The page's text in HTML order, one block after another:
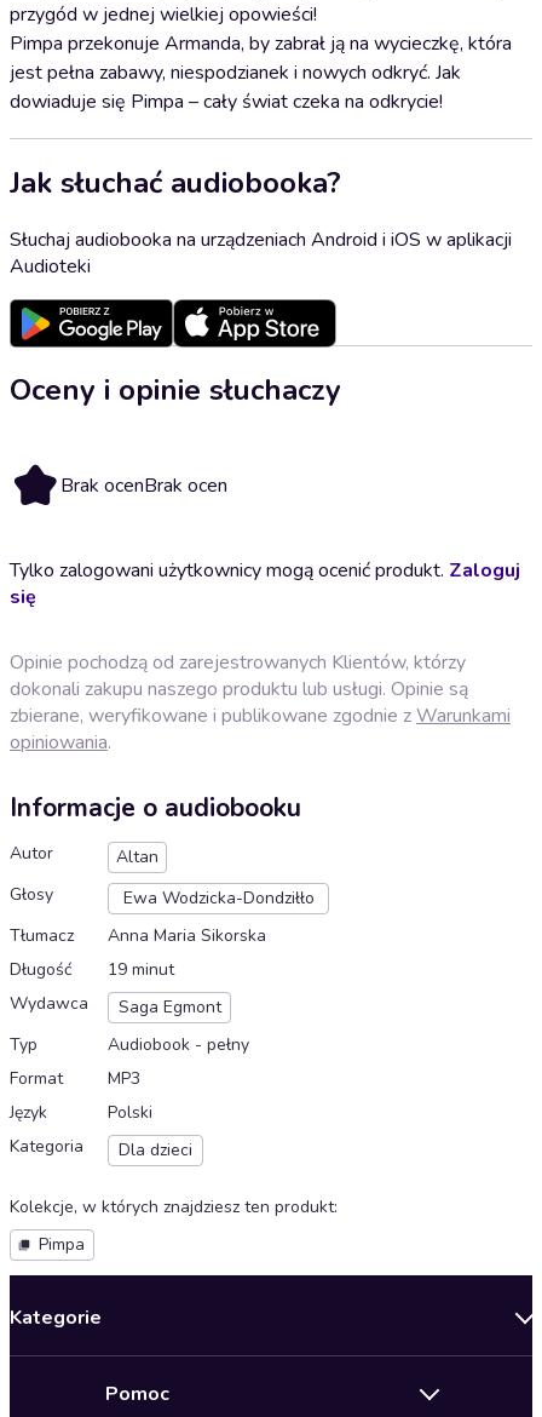
przygód w jednej wielkiej opowieści!
Pimpa przekonuje Armanda, by zabrał ją na wycieczkę, która
jest pełna zabawy, niespodzianek i nowych odkryć. Jak
dowiaduje się Pimpa – cały świat czeka na odkrycie!
Jak słuchać audiobooka?
Słuchaj audiobooka na urządzeniach Android i iOS w aplikacji
Audioteki
Oceny i opinie słuchaczy
Brak ocenBrak ocen
Tylko zalogowani użytkownicy mogą ocenić produkt. Zaloguj
się
Opinie pochodzą od zarejestrowanych Klientów, którzy
dokonali zakupu naszego produktu lub usługi. Opinie są
zbierane, weryfikowane i publikowane zgodnie zWarunkami
opiniowania.
Informacje o audiobooku
Autor
Altan
Głosy
Ewa Wodzicka-Dondziłło
Tłumacz
Anna Maria Sikorska
Długość
19 minut
Wydawca
Saga Egmont
Typ
Audiobook - pełny
Format
MP3
Język
Polski
Kategoria
Dla dzieci
Kolekcje, w których znajdziesz ten produkt:
Pimpa
Kategorie
Pomoc